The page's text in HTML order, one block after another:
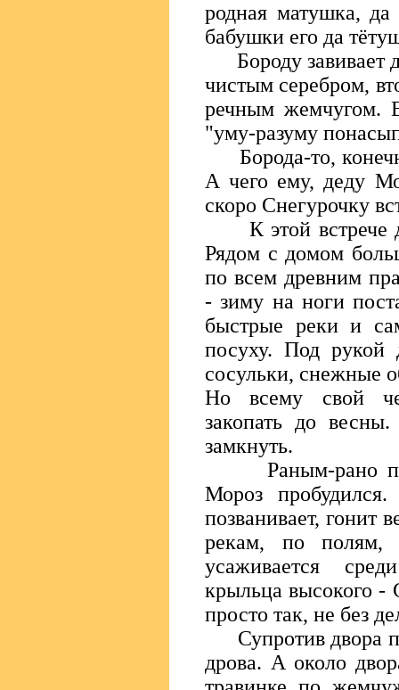
родная матушка, да
бабушки его да
Бороду завивает
чистым серебром,
речным жемчугом.
"уму-разуму
Борода-то,
А чего ему, деду
скоро Снегурочку
К этой встрече
Рядом с домом
по всем древним
- зиму на ноги
быстрые реки и
посуху. Под
сосульки, снежные
Но всему свой
закопать до
замкнуть.
Раным-рано
Мороз
позванивает, гонит
рекам, по
усаживается
крыльца высокого -
просто так, не без
Супротив двора
дрова. А около